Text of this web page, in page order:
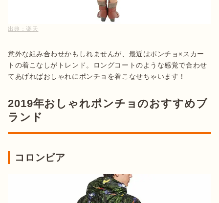
出典： 楽天
意外な組み合わせかもしれませんが、最近はポンチョ×スカー
トの着こなしがトレンド。ロングコートのような感覚で合わせ
てあげればおしゃれにポンチョを着こなせちゃいます！
2019年おしゃれポンチョのおすすめブ
ランド
コロンビア